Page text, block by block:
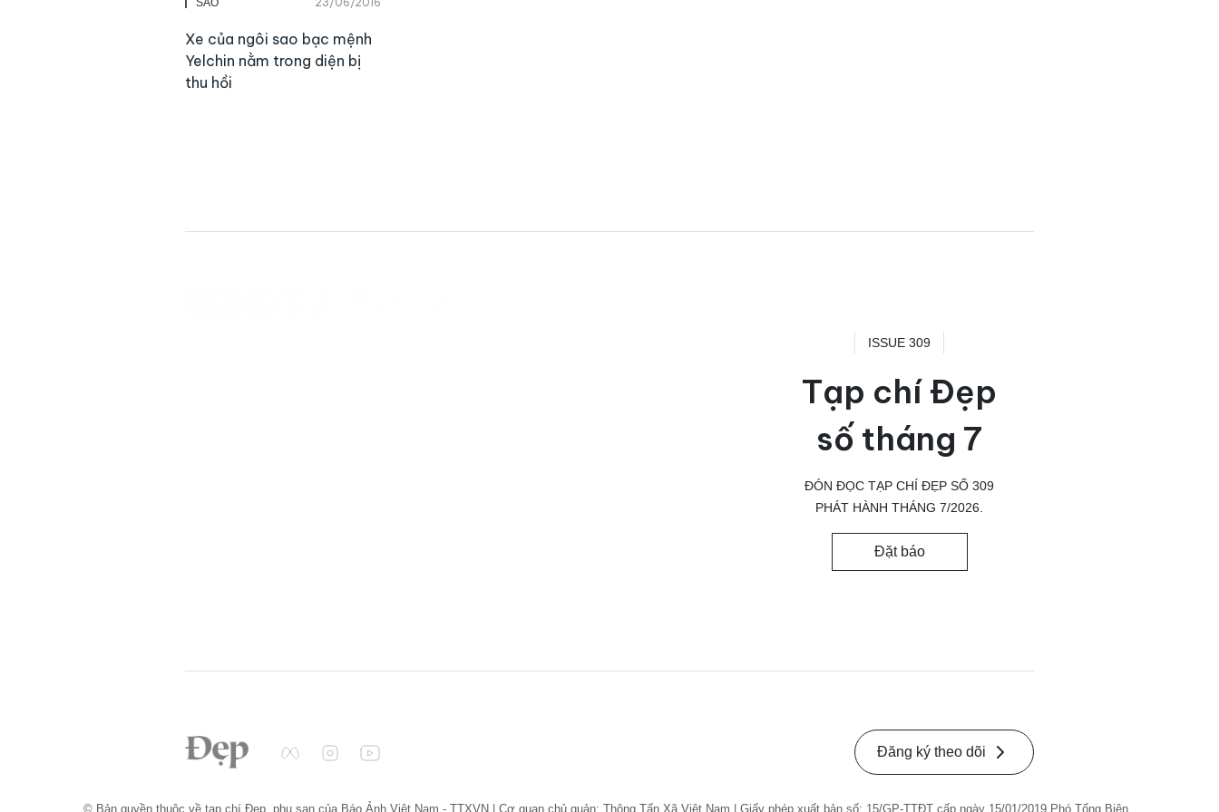
Xe của ngôi sao bạc mệnh
Yelchin nằm trong diện bị
thu hồi
ISSUE 309
Tạp chí Đẹp
số tháng 7
ĐÓN ĐỌC TẠP CHÍ ĐẸP SỐ 309
PHÁT HÀNH THÁNG 7/2026.
Đặt báo
Đăng ký theo dõi
© Bản quyền thuộc về tạp chí Đẹp, phụ san của Báo Ảnh Việt Nam - TTXVN | Cơ quan chủ quản: Thông Tấn Xã Việt Nam | Giấy phép xuất bản số: 15/GP-TTĐT cấp ngày 15/01/2019 Phó Tổng Biên